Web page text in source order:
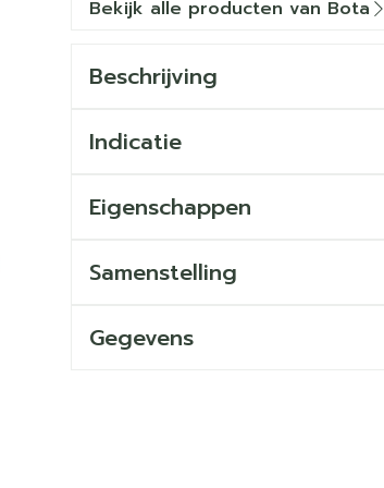
Bekijk alle producten van Bota
Beschrijving
Indicatie
Eigenschappen
Samenstelling
Gegevens